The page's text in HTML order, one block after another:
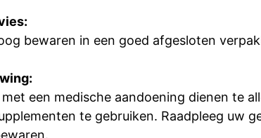
bewaren in een goed afgesloten
een medische aandoening dienen te
te gebruiken. Raadpleeg uw